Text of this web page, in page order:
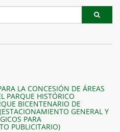
LA CONCESIÓN DE ÁREAS
PARQUE HISTÓRICO
BICENTENARIO DE
GENERAL Y
PARA
PUBLICITARIO)